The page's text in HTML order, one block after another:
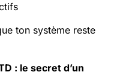
ton système reste
: le secret d’un